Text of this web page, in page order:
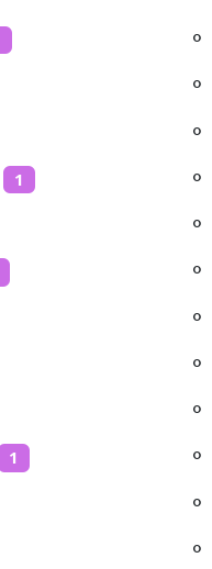
1
1
⚬
⚬
⚬
⚬
⚬
⚬
⚬
⚬
⚬
⚬
⚬
⚬